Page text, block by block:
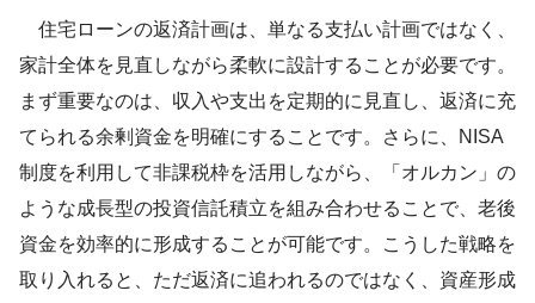
住宅ローンの返済計画は、単なる支払い計画ではなく、
家計全体を見直しながら柔軟に設計することが必要です。
まず重要なのは、収入や支出を定期的に見直し、返済に充
てられる余剰資金を明確にすることです。さらに、NISA
制度を利用して非課税枠を活用しながら、「オルカン」の
ような成長型の投資信託積立を組み合わせることで、老後
資金を効率的に形成することが可能です。こうした戦略を
取り入れると、ただ返済に追われるのではなく、資産形成